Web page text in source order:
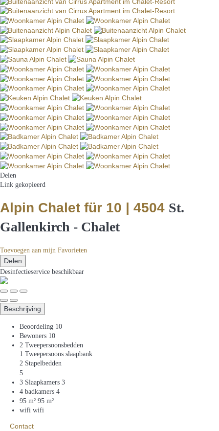
Delen
Link gekopieerd
Alpin Chalet für 10 | 4504 St.
Gallenkirch - Chalet
Toevoegen aan mijn Favorieten
Delen
Desinfectieservice beschikbaar
Beschrijving
Beoordeling 10
Bewoners 10
2 Tweepersoonsbedden
1 Tweepersoons slaapbank
2 Stapelbedden
5
3 Slaapkamers 3
4 badkamers 4
95 m² 95 m²
wifi wifi
Contact